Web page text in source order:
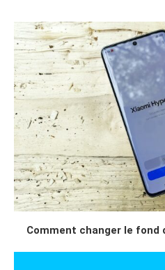
Comment changer le fond